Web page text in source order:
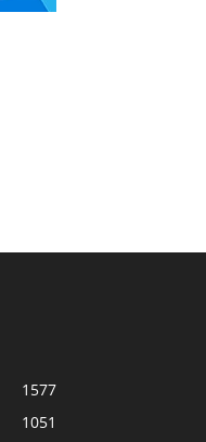
1577
1051